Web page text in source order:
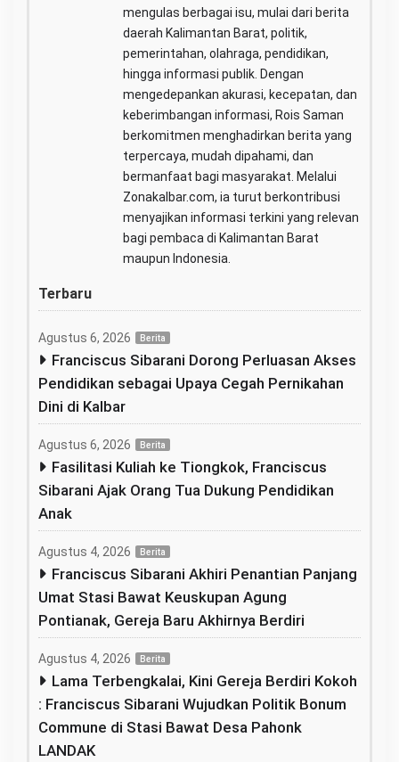
mengulas berbagai isu, mulai dari berita
daerah Kalimantan Barat, politik,
pemerintahan, olahraga, pendidikan,
hingga informasi publik. Dengan
mengedepankan akurasi, kecepatan, dan
keberimbangan informasi, Rois Saman
berkomitmen menghadirkan berita yang
terpercaya, mudah dipahami, dan
bermanfaat bagi masyarakat. Melalui
Zonakalbar.com, ia turut berkontribusi
menyajikan informasi terkini yang relevan
bagi pembaca di Kalimantan Barat
maupun Indonesia.
Terbaru
Agustus 6, 2026 Berita
Franciscus Sibarani Dorong Perluasan Akses
Pendidikan sebagai Upaya Cegah Pernikahan
Dini di Kalbar
Agustus 6, 2026 Berita
Fasilitasi Kuliah ke Tiongkok, Franciscus
Sibarani Ajak Orang Tua Dukung Pendidikan
Anak
Agustus 4, 2026 Berita
Franciscus Sibarani Akhiri Penantian Panjang
Umat Stasi Bawat Keuskupan Agung
Pontianak, Gereja Baru Akhirnya Berdiri
Agustus 4, 2026 Berita
Lama Terbengkalai, Kini Gereja Berdiri Kokoh
: Franciscus Sibarani Wujudkan Politik Bonum
Commune di Stasi Bawat Desa Pahonk
LANDAK